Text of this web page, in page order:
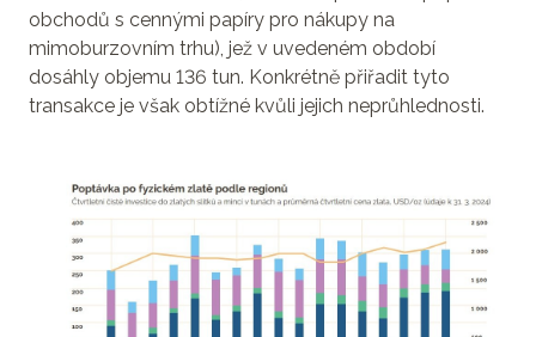
obchodů s cennými papíry pro nákupy na
mimoburzovním trhu), jež v uvedeném období
dosáhly objemu 136 tun. Konkrétně přiřadit tyto
transakce je však obtížné kvůli jejich neprůhlednosti.